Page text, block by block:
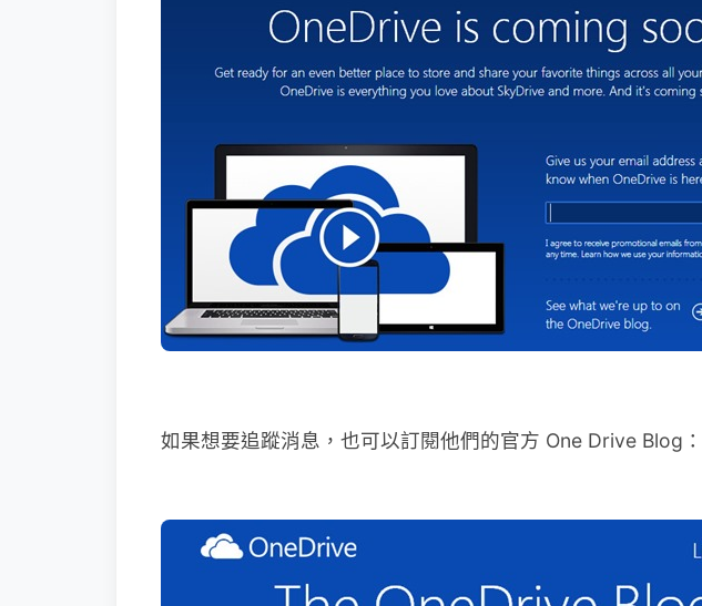
如果想要追蹤消息，也可以訂閱他們的官方 One Drive Blog：